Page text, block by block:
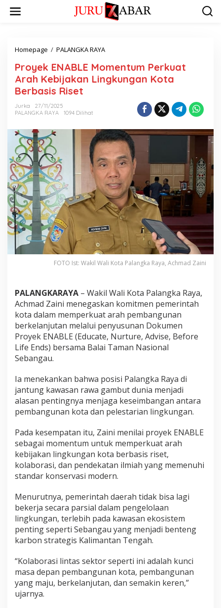
Homepage / PALANGKA RAYA
Proyek ENABLE Momentum Perkuat
Arah Kebijakan Lingkungan Kota
Berbasis Riset
Jurka
27/11/2025
PALANGKA RAYA
1094 Dilihat
FOTO Ist: Wakil Wali Kota Palangka Raya, Achmad Zaini
PALANGKARAYA – Wakil Wali Kota Palangka Raya,
Achmad Zaini menegaskan komitmen pemerintah
kota dalam memperkuat arah pembangunan
berkelanjutan melalui penyusunan Dokumen
Proyek ENABLE (Educate, Nurture, Advise, Before
Life Ends) bersama Balai Taman Nasional
Sebangau.
Ia menekankan bahwa posisi Palangka Raya di
jantung kawasan rawa gambut dunia menjadi
alasan pentingnya menjaga keseimbangan antara
pembangunan kota dan pelestarian lingkungan.
Pada kesempatan itu, Zaini menilai proyek ENABLE
sebagai momentum untuk memperkuat arah
kebijakan lingkungan kota berbasis riset,
kolaborasi, dan pendekatan ilmiah yang memenuhi
standar konservasi modern.
Menurutnya, pemerintah daerah tidak bisa lagi
bekerja secara parsial dalam pengelolaan
lingkungan, terlebih pada kawasan ekosistem
penting seperti Sebangau yang menjadi benteng
karbon strategis Kalimantan Tengah.
“Kolaborasi lintas sektor seperti ini adalah kunci
masa depan pembangunan kota, pembangunan
yang maju, berkelanjutan, dan semakin keren,”
ujarnya.